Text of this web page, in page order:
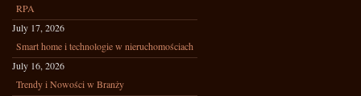
RPA
July 17, 2026
Smart home i technologie w nieruchomościach
July 16, 2026
Trendy i Nowości w Branży